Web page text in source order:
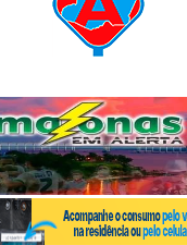
preso por furto de
Manaus
foi demitido do SBT
antes do esperado e
chance de um “super El
irregularidades na
supermercado em
são presos suspeitos
cinco anos, em Parintins